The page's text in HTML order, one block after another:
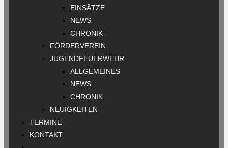
EINSÄTZE
NEWS
CHRONIK
FÖRDERVEREIN
JUGENDFEUERWEHR
ALLGEMEINES
NEWS
CHRONIK
NEUIGKEITEN
TERMINE
KONTAKT